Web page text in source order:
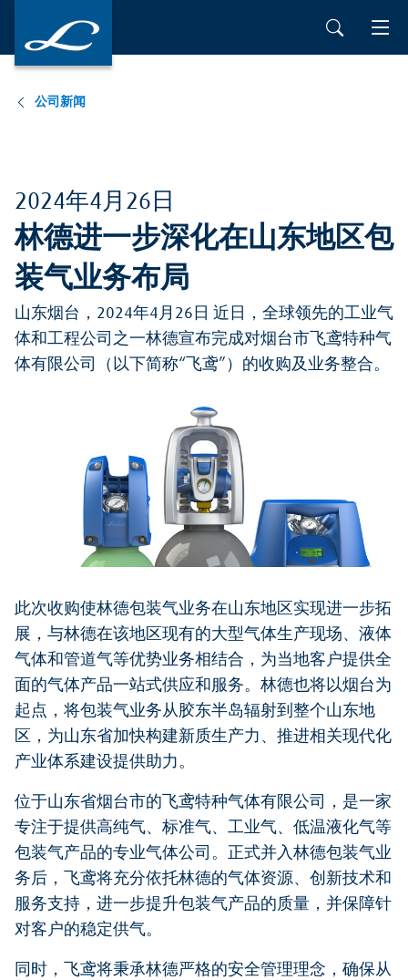
公司新闻
2024年4月26日
林德进一步深化在山东地区包
装气业务布局
山东烟台，2024年4月26日 近日，全球领先的工业气
体和工程公司之一林德宣布完成对烟台市飞鸢特种气
体有限公司（以下简称“飞鸢”）的收购及业务整合。
此次收购使林德包装气业务在山东地区实现进一步拓
展，与林德在该地区现有的大型气体生产现场、液体
气体和管道气等优势业务相结合，为当地客户提供全
面的气体产品一站式供应和服务。林德也将以烟台为
起点，将包装气业务从胶东半岛辐射到整个山东地
区，为山东省加快构建新质生产力、推进相关现代化
产业体系建设提供助力。
位于山东省烟台市的飞鸢特种气体有限公司，是一家
专注于提供高纯气、标准气、工业气、低温液化气等
包装气产品的专业气体公司。正式并入林德包装气业
务后，飞鸢将充分依托林德的气体资源、创新技术和
服务支持，进一步提升包装气产品的质量，并保障针
对客户的稳定供气。
同时，飞鸢将秉承林德严格的安全管理理念，确保从